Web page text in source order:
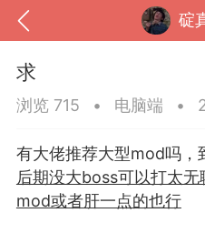
碇
求
浏览 715 • 电脑端 •
有大佬推荐大型mod吗，
后期没大boss可以打太
mod或者肝一点的也行